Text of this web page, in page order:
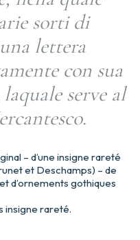
sorti di
lettera
con sua
serve al
– d’une insigne rareté
et Deschamps) – de
d’ornements gothiques
insigne rareté.